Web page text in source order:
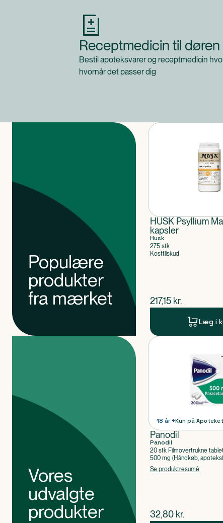
Receptmedicin til døren
Bestil apoteksvarer og receptmedicin
hvornår det passer dig
Populære
produkter
fra mærket
HUSK Psyllium
kapsler
Husk
275 stk
Kosttilskud
$nuværende pris
217,15 kr.
Læg i
Vores
udvalgte
produkter
18 år +Kun på Apoteket
Panodil
Panodil
20 stk Filmovertrukne
500 mg (Håndkøb,
Paracetamol
Se produktresumé
$nuværende pris
32,80 kr.